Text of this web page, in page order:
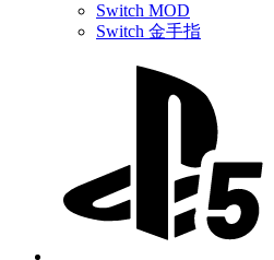
Switch MOD
Switch 金手指